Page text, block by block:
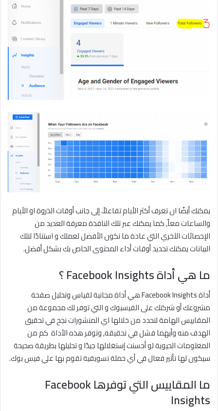
يمكنك أيضًا ان تعرف أكثر الأيام تفاعلاً، إلى جانب أوقات الذروة او الأيام
والساعات معاً, كما يمكنك عبر تلك النافذة معرفة العديد من
الإحصائات الآخري التي عادة ما تكون الأفضل لعملك و استنادًا لتلك
البيانات يمكنك تحديد أوقات أداء المحتوى الخاص بك بشكل أفضل.
ما هي أداةFacebook Insights؟
أداة Facebook Insights هي أداة مجانية لقياس وتحليل صفحة
مشروعك أو شركتك على الفيسبوك و التي توفر لك مجموعة من
المقاييس الهامة لتحدد من خلالها اي المنشورات نجح في تحقيق
الهدف منه وأيهما فشل في تحقيقه, وتوفر هذه الأداة كم من
المعلومات الحيوية لو أحسنت إستغلالها جيدًا و تحليلها بطريقة صحيحة
سيكون لها تأثير فعال في أي حملة تسويقية تقوم بها علي فيس بوك.
ما المقاييس التي توفرهاFacebook
Insights